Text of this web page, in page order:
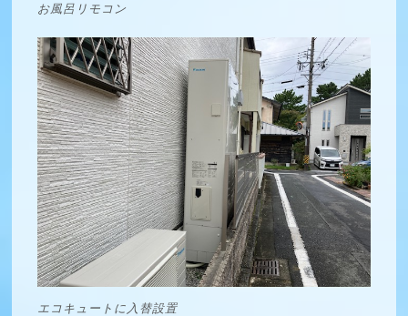
お風呂リモコン
エコキュートに入替設置